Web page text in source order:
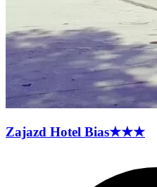
Zajazd Hotel Bias★★★